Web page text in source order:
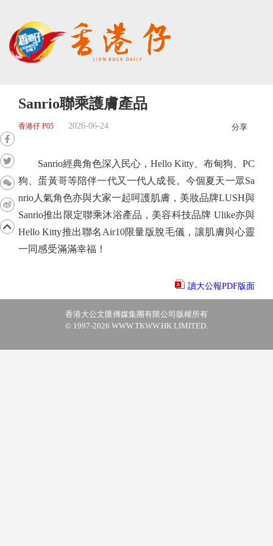
Sanrio聯乘護膚產品
香港仔 P05 2026-06-24 分享
Sanrio經典角色深入民心，Hello Kitty、布甸狗、PC
狗、蛋黃哥等陪伴一代又一代人成長。今個夏天一眾Sa
nrio人氣角色亦與大家一起呵護肌膚，美妝品牌LUSH與
Sanrio推出限定聯乘沐浴產品，美容科技品牌 Ulike亦與
Hello Kitty推出聯名Air10限量版脫毛儀，讓肌膚與心靈
一同感受滿滿幸福！
讀大公報PDF版面
香港大公文匯傳媒集團有限公司版權所有
© 1997-2026 WWW.TKWW.HK LIMITED.